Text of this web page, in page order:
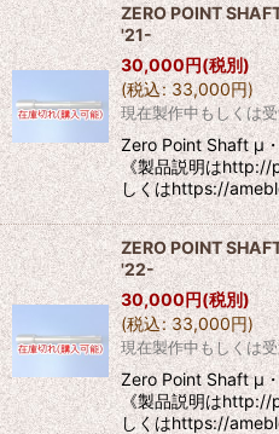
ZERO POINT
'21-
30,000円(税別)
(税込: 33,000円)
現在製作中もしくは
Zero Point Shaft μ
《製品説明は
しくはhttps://
ZERO POINT
'22-
30,000円(税別)
(税込: 33,000円)
現在製作中もしくは
Zero Point Shaft μ
《製品説明は
しくはhttps://